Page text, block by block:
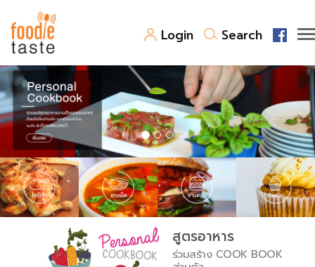
Login Search
สูตรอาหาร
สูตรอาหารล่าสุด
Top Foodie
พาไปชิม
สารพันก้นครัว
เคล็ดลับน่ารู้
เปรียบเทียบหน่วยการตวง
เปรียบเทียบอุณหภูมิ
FoodPedia
สร้าง Cookbook
สูตรอาหาร
ร่วมสร้าง COOK BOOK